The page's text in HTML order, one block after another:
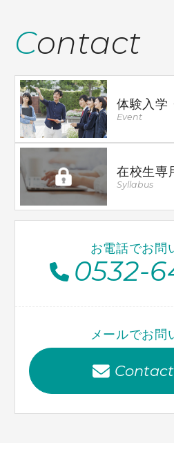
Contact
体験入学
Event
在校生専
Syllabus
お電話でお問
0532-
メールでお問